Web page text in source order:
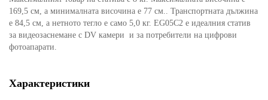
169,5 см, а минималната височина е 77 см.. Транспортната дължина
е 84,5 см, а нетното тегло е само 5,0 кг. EG05C2 е идеалния статив
за видеозаснемане с DV камери и за потребители на цифрови
фотоапарати.
Характеристики